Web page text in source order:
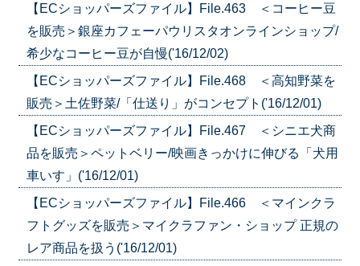
【ECショッパーズファイル】File.463 ＜コーヒー豆
を販売＞銀座カフェーパウリスタオンラインショップ/
希少なコーヒー豆が自慢('16/12/02)
【ECショッパーズファイル】File.468 ＜高知野菜を
販売＞土佐野菜/「仕送り」がコンセプト('16/12/01)
【ECショッパーズファイル】File.467 ＜シニエ犬商
品を販売＞ペットベリー/映画きっかけに伸びる「犬用
車いす」('16/12/01)
【ECショッパーズファイル】File.466 ＜マインクラ
フトグッズを販売＞マイクラファン・ショップ 正規の
レア商品を扱う('16/12/01)